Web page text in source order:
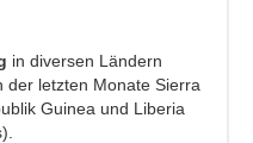
in diversen Ländern
der letzten Monate Sierra
Guinea und Liberia